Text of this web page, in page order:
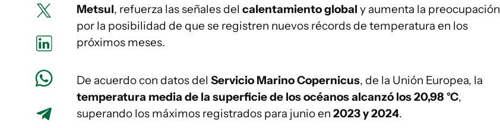
Metsul, refuerza las señales del calentamiento global y aumenta la preocupación
por la posibilidad de que se registren nuevos récords de temperatura en los
próximos meses.
De acuerdo con datos del Servicio Marino Copernicus, de la Unión Europea, la
temperatura media de la superficie de los océanos alcanzó los 20,98 °C,
superando los máximos registrados para junio en 2023 y 2024.